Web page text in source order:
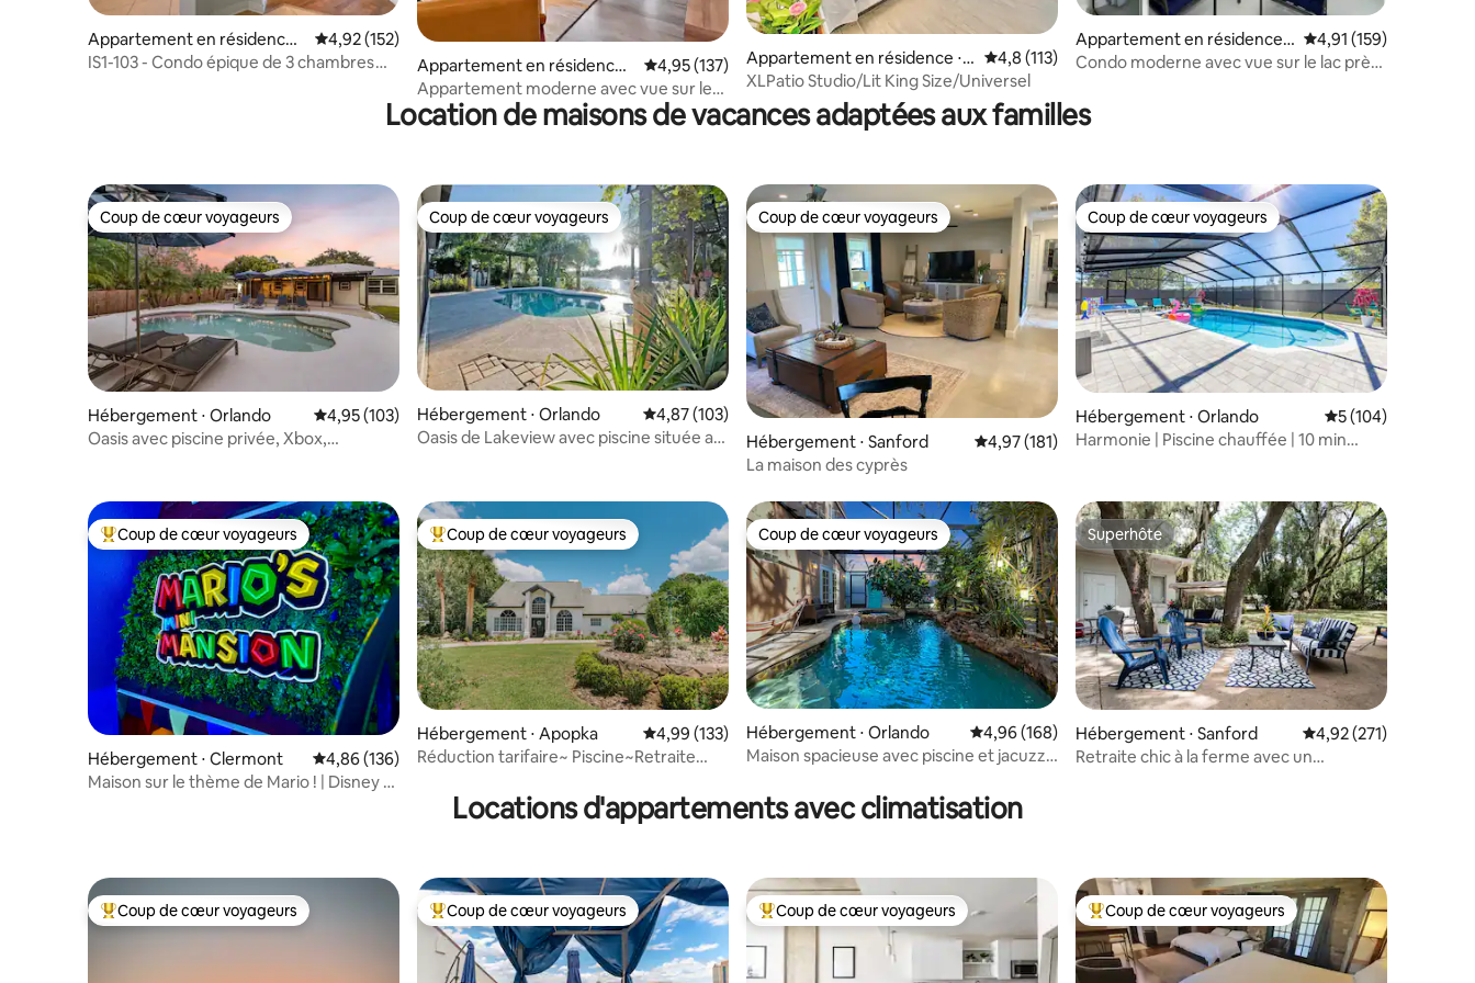
Appartement en résidence ⋅
Orlando
Évaluation moyenne sur la base de 152 commentaires : 4,92 sur 5
4,92 (152)
IS1-103 - Condo épique de 3 chambres
Appartement en résidence ⋅
Orlando
Évaluation moyenne sur la base de 137 commentaires : 4,95 sur 5
4,95 (137)
Appartement moderne avec vue sur le
lac à 1 mile de Disney
Appartement en résidence ⋅
Orlando
Évaluation moyenne sur la base de 113 commentaires : 4,8 sur 5
4,8 (113)
XLPatio Studio/Lit King Size/Universel
Appartement en résidence ⋅
Kissimmee
Évaluation moyenne
4,91 (159)
Condo moderne avec vue sur le lac près
Location de maisons de vacances adaptées aux familles
Coup de cœur voyageurs
Coup de cœur voyageurs
Hébergement ⋅ Orlando Évaluation moyenne sur la base de 103 commentaires : 4,95 sur 5
4,95 (103)
Oasis avec piscine privée, Xbox,
Coup de cœur voyageurs
Coup de cœur voyageurs
Hébergement ⋅ Orlando Évaluation moyenne sur la base de 103 commentaires : 4,87 sur 5
4,87 (103)
Oasis de Lakeview avec piscine située au
Coup de cœur voyageurs
Coup de cœur voyageurs
Hébergement ⋅ Sanford Évaluation moyenne sur la base de 181 commentaires : 4,97 sur 5
4,97 (181)
La maison des cyprès
Coup de cœur voyageurs
Coup de cœur voyageurs
Hébergement ⋅ Orlando Évaluation
5 (104)
Harmonie | Piscine chauffée | 10 min
Coups de cœur voyageurs les plus appréciés
Coup de cœur voyageurs
Hébergement ⋅ Clermont Évaluation moyenne sur la base de 136 commentaires : 4,86 sur 5
4,86 (136)
Maison sur le thème de Mario ! | Disney à
Coups de cœur voyageurs les plus appréciés
Coup de cœur voyageurs
Hébergement ⋅ Apopka Évaluation moyenne sur la base de 133 commentaires : 4,99 sur 5
4,99 (133)
Réduction tarifaire~ Piscine~Retraite
Coup de cœur voyageurs
Coup de cœur voyageurs
Hébergement ⋅ Orlando Évaluation moyenne sur la base de 168 commentaires : 4,96 sur 5
4,96 (168)
Maison spacieuse avec piscine et jacuzzi
Superhôte
Superhôte
Hébergement ⋅ Sanford Évaluation moyenne
4,92 (271)
Retraite chic à la ferme avec un
Locations d'appartements avec climatisation
Coups de cœur voyageurs les plus appréciés
Coup de cœur voyageurs Coups de cœur voyageurs les plus appréciés
Coup de cœur voyageurs Coups de cœur voyageurs les plus appréciés
Coup de cœur voyageurs Coups de cœur voyageurs les plus appréciés
Coup de cœur voyageurs